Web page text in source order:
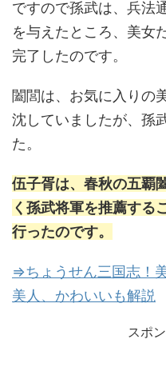
ですので孫武は、兵法
を与えたところ、美女
完了したのです。
闔閭は、お気に入りの
沈していましたが、孫
た。
伍子胥は、春秋の五覇
く孫武将軍を推薦する
行ったのです。
⇒ちょうせん三国志！
美人、かわいいも解説
スポ